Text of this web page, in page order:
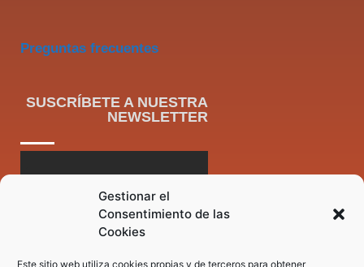
Gestionar el
Consentimiento de las
Cookies
Este sitio web utiliza cookies propias y de terceros para obtener
Preguntas frecuentes
SUSCRÍBETE A NUESTRA
NEWSLETTER